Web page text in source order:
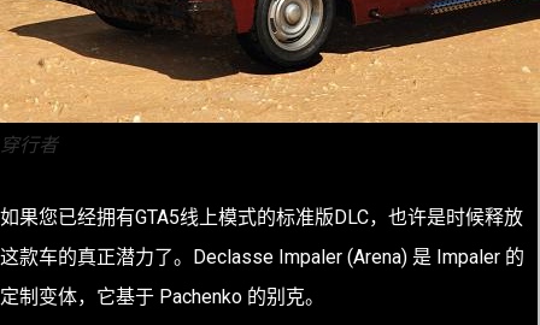
穿行者
如果您已经拥有GTA5线上模式的标准版DLC，也许是时候释放
这款车的真正潜力了。Declasse Impaler (Arena) 是 Impaler 的
定制变体，它基于 Pachenko 的别克。